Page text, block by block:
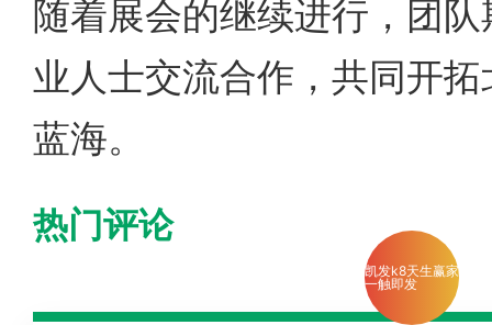
随着展会的继续进行，团
业人士交流合作，共同开
蓝海。
热门评论
凯发k8天生赢家
一触即发